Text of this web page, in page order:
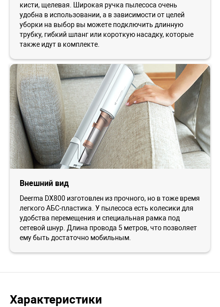
кисти, щелевая. Широкая ручка пылесоса очень
удобна в использовании, а в зависимости от целей
уборки на выбор вы можете подключить длинную
трубку, гибкий шланг или короткую насадку, которые
также идут в комплекте.
Внешний вид
Deerma DX800 изготовлен из прочного, но в тоже время
легкого АБС-пластика. У пылесоса есть колесики для
удобства перемещения и специальная рамка под
сетевой шнур. Длина провода 5 метров, что позволяет
ему быть достаточно мобильным.
Характеристики